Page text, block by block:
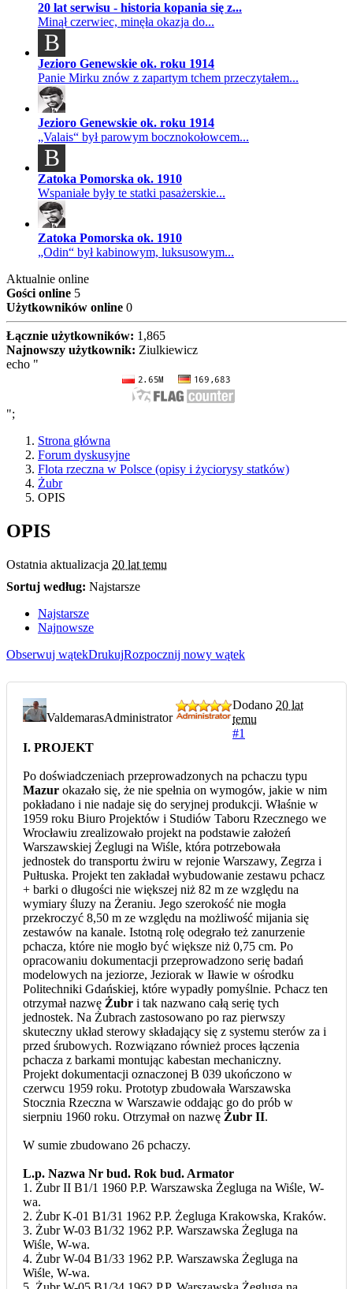
20 lat serwisu - historia kopania się z...
Minął czerwiec, minęła okazja do...
B
Jezioro Genewskie ok. roku 1914
Panie Mirku znów z zapartym tchem przeczytałem...
Jezioro Genewskie ok. roku 1914
„Valais“ był parowym bocznokołowcem...
B
Zatoka Pomorska ok. 1910
Wspaniałe były te statki pasażerskie...
Zatoka Pomorska ok. 1910
„Odin“ był kabinowym, luksusowym...
Aktualnie online
Gości online 5
Użytkowników online 0
Łącznie użytkowników: 1,865
Najnowszy użytkownik: Ziulkiewicz
echo "
";
Strona główna
Forum dyskusyjne
Flota rzeczna w Polsce (opisy i życiorysy statków)
Żubr
OPIS
OPIS
Ostatnia aktualizacja 20 lat temu
Sortuj według: Najstarsze
Najstarsze
Najnowsze
Obserwuj wątekDrukujRozpocznij nowy wątek
ValdemarasAdministrator
Dodano 20 lat
temu
#1
I. PROJEKT
Po doświadczeniach przeprowadzonych na pchaczu typu
Mazur okazało się, że nie spełnia on wymogów, jakie w nim
pokładano i nie nadaje się do seryjnej produkcji. Właśnie w
1959 roku Biuro Projektów i Studiów Taboru Rzecznego we
Wrocławiu zrealizowało projekt na podstawie założeń
Warszawskiej Żeglugi na Wiśle, która potrzebowała
jednostek do transportu żwiru w rejonie Warszawy, Zegrza i
Pułtuska. Projekt ten zakładał wybudowanie zestawu pchacz
+ barki o długości nie większej niż 82 m ze względu na
wymiary śluzy na Żeraniu. Jego szerokość nie mogła
przekroczyć 8,50 m ze względu na możliwość mijania się
zestawów na kanale. Istotną rolę odegrało też zanurzenie
pchacza, które nie mogło być większe niż 0,75 cm. Po
opracowaniu dokumentacji przeprowadzono serię badań
modelowych na jeziorze, Jeziorak w Iławie w ośrodku
Politechniki Gdańskiej, które wypadły pomyślnie. Pchacz ten
otrzymał nazwę Żubr i tak nazwano całą serię tych
jednostek. Na Żubrach zastosowano po raz pierwszy
skuteczny układ sterowy składający się z systemu sterów za i
przed śrubowych. Rozwiązano również proces łączenia
pchacza z barkami montując kabestan mechaniczny.
Projekt dokumentacji oznaczonej B 039 ukończono w
czerwcu 1959 roku. Prototyp zbudowała Warszawska
Stocznia Rzeczna w Warszawie oddając go do prób w
sierpniu 1960 roku. Otrzymał on nazwę Żubr II.
W sumie zbudowano 26 pchaczy.
L.p. Nazwa Nr bud. Rok bud. Armator
1. Żubr II B1/1 1960 P.P. Warszawska Żegluga na Wiśle, W-
wa.
2. Żubr K-01 B1/31 1962 P.P. Żegluga Krakowska, Kraków.
3. Żubr W-03 B1/32 1962 P.P. Warszawska Żegluga na
Wiśle, W-wa.
4. Żubr W-04 B1/33 1962 P.P. Warszawska Żegluga na
Wiśle, W-wa.